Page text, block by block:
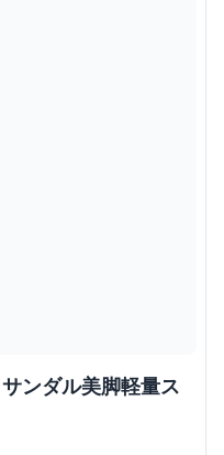
ンダル美脚軽量ス